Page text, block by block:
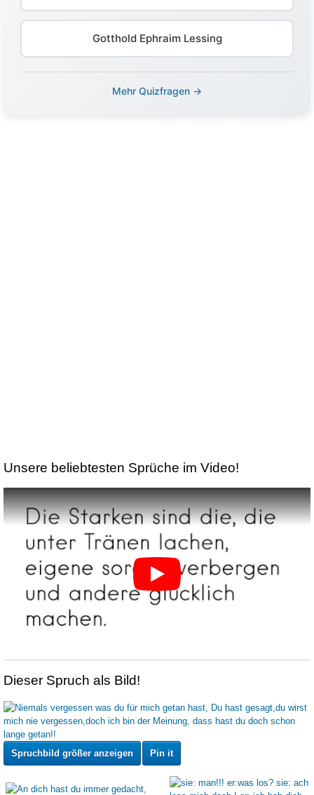
Gotthold Ephraim Lessing
Mehr Quizfragen →
Unsere beliebtesten Sprüche im Video!
Dieser Spruch als Bild!
Spruchbild größer anzeigen Pin it